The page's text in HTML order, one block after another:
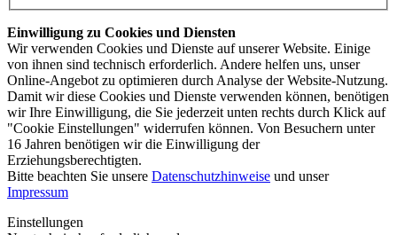
Einwilligung zu Cookies und Diensten
Wir verwenden Cookies und Dienste auf unserer Website. Einige
von ihnen sind technisch erforderlich. Andere helfen uns, unser
Online-Angebot zu optimieren durch Analyse der Website-Nutzung.
Damit wir diese Cookies und Dienste verwenden können, benötigen
wir Ihre Einwilligung, die Sie jederzeit unten rechts durch Klick auf
"Cookie Einstellungen" widerrufen können. Von Besuchern unter
16 Jahren benötigen wir die Einwilligung der
Erziehungsberechtigten.
Bitte beachten Sie unsere Datenschutzhinweise und unser
Impressum
Einstellungen